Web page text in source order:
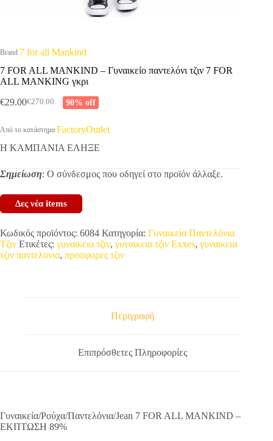
Brand 7 for all Mankind
7 FOR ALL MANKIND – Γυναικείο παντελόνι τζιν 7 FOR
ALL MANKING γκρι
€270.00
Original
was:
€29.00Η
τιμή
€29.00.
90% off
Από το κατάστημα FactoryOutlet
Η ΚΑΜΠΑΝΙΑ ΕΛΗΞΕ
Σημείωση: Ο σύνδεσμος που οδηγεί στο προϊόν άλλαξε.
Δες νέα items
Κωδικός προϊόντος: 6084 Κατηγορία: Γυναικεία Παντελόνια
Τζιν Ετικέτες: γυναικεια τζιν, γυναικεια τζιν Exxes, γυναικεια
τζιν παντελονια, προσφορες τζιν
Περιγραφή
Επιπρόσθετες Πληροφορίες
Γυναικεία/Ρούχα/Παντελόνια/Jean 7 FOR ALL MANKIND –
ΕΚΠΤΩΣΗ 89%